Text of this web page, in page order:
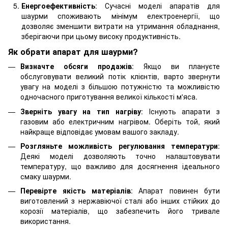
Енергоефективність: Сучасні моделі апаратів для
шаурми споживають мінімум електроенергії, що
дозволяє зменшити витрати на утримання обладнання,
зберігаючи при цьому високу продуктивність.
Як обрати апарат для шаурми?
Визначте обсяги продажів: Якщо ви плануєте
обслуговувати великий потік клієнтів, варто звернути
увагу на моделі з більшою потужністю та можливістю
одночасного приготування великої кількості м'яса.
Зверніть увагу на тип нагріву: Існують апарати з
газовим або електричним нагрівом. Оберіть той, який
найкраще відповідає умовам вашого закладу.
Розгляньте можливість регулювання температури:
Деякі моделі дозволяють точно налаштовувати
температуру, що важливо для досягнення ідеального
смаку шаурми.
Перевірте якість матеріалів: Апарат повинен бути
виготовлений з нержавіючої сталі або інших стійких до
корозії матеріалів, що забезпечить його тривале
використання.